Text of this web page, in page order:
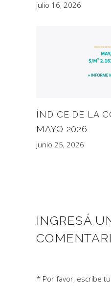
julio 16, 2026
ÍNDICE DE LA
MAYO 2026
junio 25, 2026
INGRESÁ